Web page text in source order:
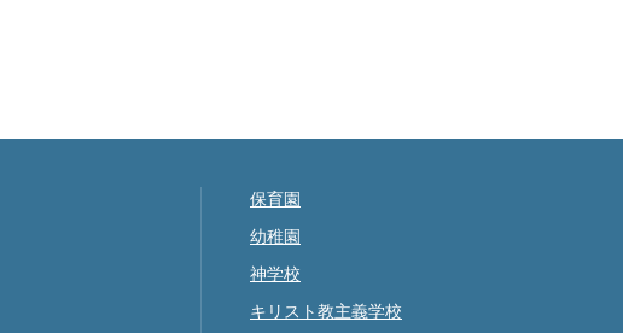
保育園
幼稚園
神学校
キリスト教主義学校